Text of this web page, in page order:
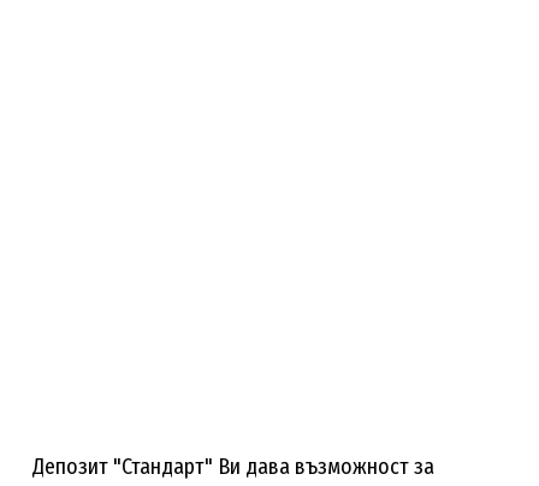
Депозит "Стандарт" Ви дава възможност за